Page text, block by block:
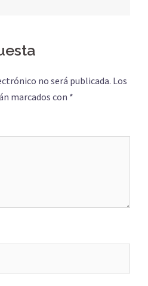
no será publicada. Los
marcados con *